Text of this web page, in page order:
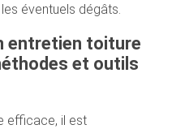
éventuels dégâts.
entretien toiture
et outils
efficace, il est